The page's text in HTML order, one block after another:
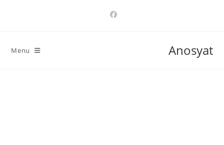
Anosyat
Menu